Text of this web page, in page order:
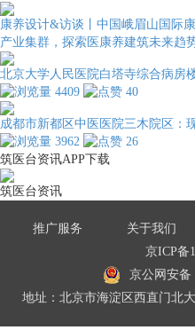
康养设计&访谈丨中国峨眉山国际
产业集群，探索医康养建筑未来趋
北京大学人民医院白塔寺综合病房
4409
40
成都市新都区中医医院三木院区：
3962
26
筑医台资讯APP下载
筑医台资讯
推广服务 关于我们
京ICP备
京公网安备
地址：北京市海淀区西直门北